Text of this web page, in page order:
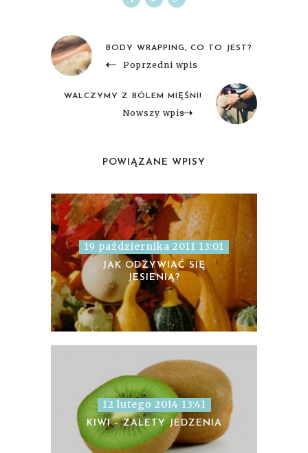
BODY WRAPPING, CO TO JEST?
Poprzedni wpis
WALCZYMY Z BÓLEM MIĘŚNI!
Nowszy wpis
POWIĄZANE WPISY
19 października 2011 13:01
JAK ODŻYWIAĆ SIĘ
JESIENIĄ?
12 lutego 2014 13:41
KIWI – ZALETY JEDZENIA